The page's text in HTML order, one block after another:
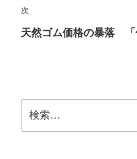
ビ
ゲ
ン
稿
次
の
次
天然ゴム価格の暴落 「
索: